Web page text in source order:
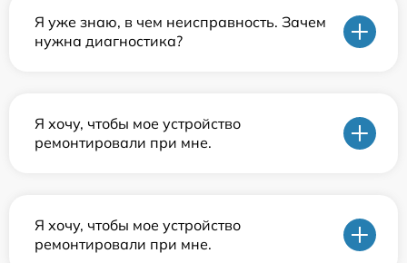
Я уже знаю, в чем неисправность. Зачем
нужна диагностика?
Я хочу, чтобы мое устройство
ремонтировали при мне.
Я хочу, чтобы мое устройство
ремонтировали при мне.